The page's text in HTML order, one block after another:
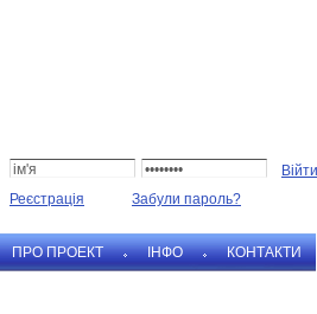
Реєстрація Забули пароль?
ПРО ПРОЕКТ IНФО КОНТАКТИ